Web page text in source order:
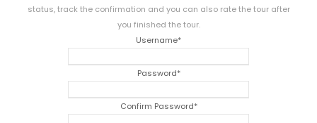
status,track the confirmation and you can also rate the tour after
you finished the tour.
Username*
Password*
Confirm Password*